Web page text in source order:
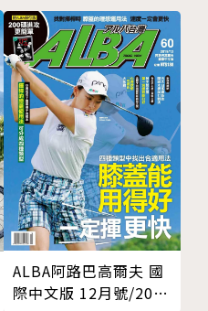
ALBA阿路巴高爾夫 國
際中文版 12月號/2019